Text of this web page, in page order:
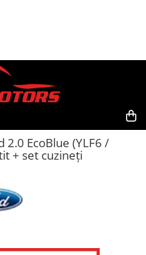
1 2
EcoBlue (YLF6 /
+ set cuzineți